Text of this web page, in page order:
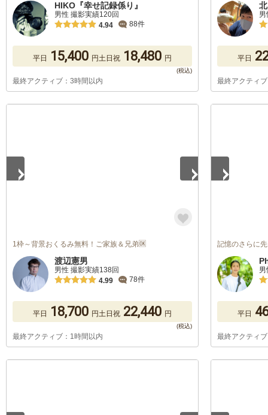
HIKO『幸せ記録係り』
男性 撮影実績120回
4.94
88件
平日 15,400 円土日祝 18,480 円
最終アクティブ：3時間以内
平日
最終アクティ
1枠～背景おくるみ無料！ご家族＆兄弟🆗
渡辺憲男
男性 撮影実績138回
4.99
78件
平日 18,700 円土日祝 22,440 円
最終アクティブ：1時間以内
記憶のさらに
平日
最終アクティ